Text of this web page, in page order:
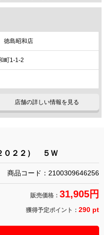
徳島昭和店
町1-1-2
店舗の詳しい情報を見る
０２２） ５Ｗ
商品コード：2100309646256
販売価格： 31,905円
獲得予定ポイント： 290 pt